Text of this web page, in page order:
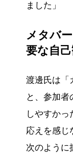
ました」
メタバ
要な自
渡邊氏は「
と、参加
しやすか
応えを感じ
次のように